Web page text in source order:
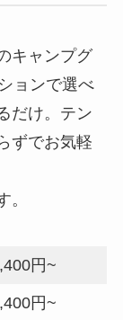
キャンプグ
ョンで選べ
だけ。テン
ずでお気軽
円~
円~